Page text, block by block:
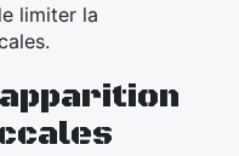
limiter la